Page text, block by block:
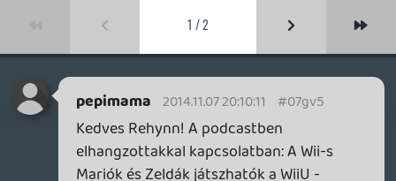
áldozatokhoz hasonló, erősen sebezhető
megfekszik.
Persze jó kérdés, hogy a trailerben
bemutatott brutalitáson túl mit szerettek
volna a készítők még vele kezdeni...
azutolsoejjel 2014.11.05 12:32:54